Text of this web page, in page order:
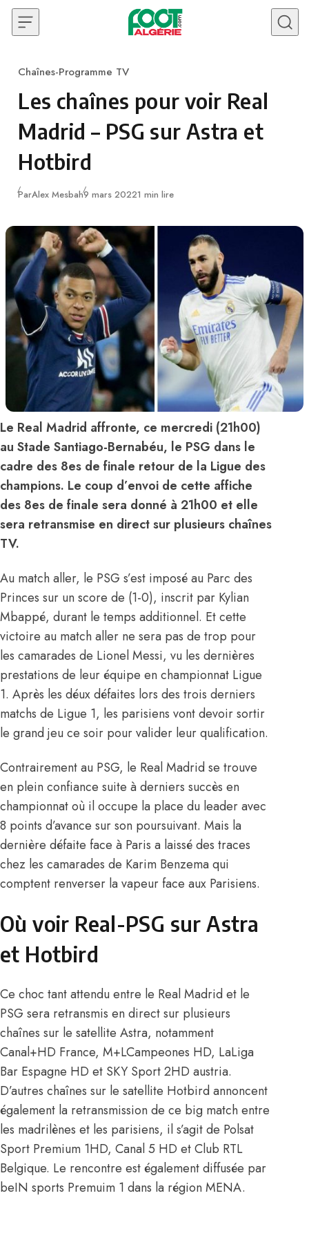
Skip to content
Category
Chaînes-Programme TV
Les chaînes pour voir Real
Madrid – PSG sur Astra et
Hotbird
ParAlex MesbahPublié
9 mars 20221 min lire
Le Real Madrid affronte, ce mercredi (21h00)
au Stade Santiago-Bernabéu, le PSG dans le
cadre des 8es de finale retour de la Ligue des
champions. Le coup d’envoi de cette affiche
des 8es de finale sera donné à 21h00 et elle
sera retransmise en direct sur plusieurs chaînes
TV.
Au match aller, le PSG s’est imposé au Parc des
Princes sur un score de (1-0), inscrit par Kylian
Mbappé, durant le temps additionnel. Et cette
victoire au match aller ne sera pas de trop pour
les camarades de Lionel Messi, vu les dernières
prestations de leur équipe en championnat Ligue
1. Après les déux défaites lors des trois derniers
matchs de Ligue 1, les parisiens vont devoir sortir
le grand jeu ce soir pour valider leur qualification.
Contrairement au PSG, le Real Madrid se trouve
en plein confiance suite à derniers succès en
championnat où il occupe la place du leader avec
8 points d’avance sur son poursuivant. Mais la
dernière défaite face à Paris a laissé des traces
chez les camarades de Karim Benzema qui
comptent renverser la vapeur face aux Parisiens.
Où voir Real-PSG sur Astra
et Hotbird
Ce choc tant attendu entre le Real Madrid et le
PSG sera retransmis en direct sur plusieurs
chaînes sur le satellite Astra, notamment
Canal+HD France, M+LCampeones HD, LaLiga
Bar Espagne HD et SKY Sport 2HD austria.
D’autres chaînes sur le satellite Hotbird annoncent
également la retransmission de ce big match entre
les madrilènes et les parisiens, il s’agit de Polsat
Sport Premium 1HD, Canal 5 HD et Club RTL
Belgique. Le rencontre est également diffusée par
beIN sports Premuim 1 dans la région MENA.